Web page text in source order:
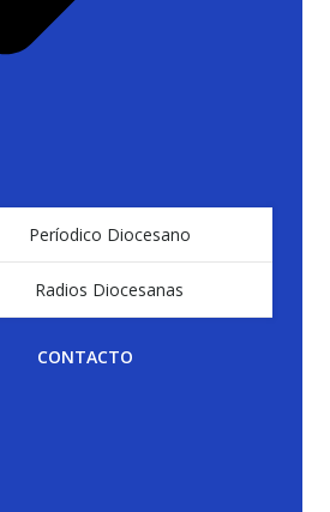
Períodico Diocesano
Radios Diocesanas
CONTACTO